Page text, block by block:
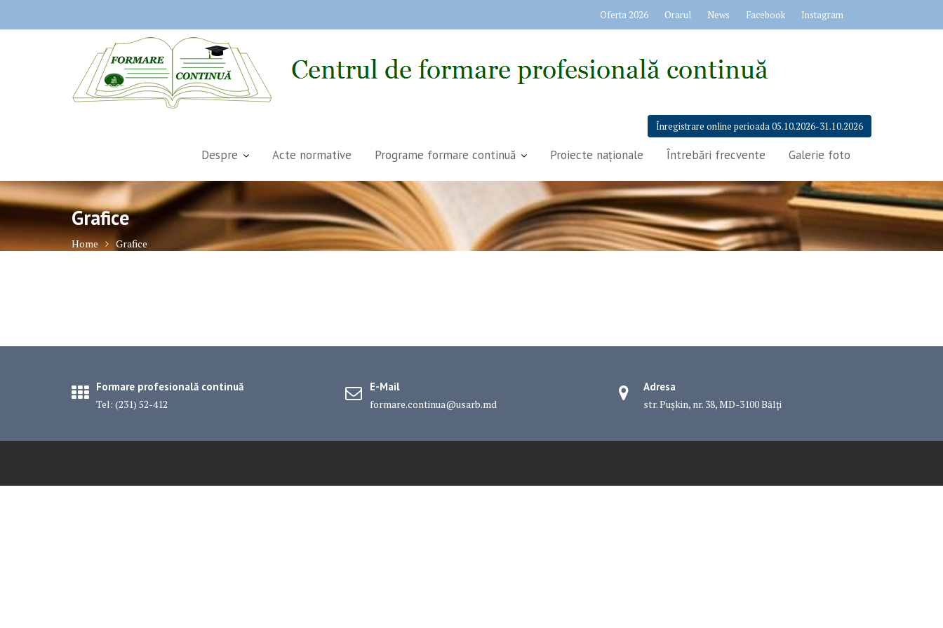
Oferta 2026 Orarul News Facebook Instagram
Înregistrare online perioada 05.10.2026-31.10.2026
Despre Acte normative Programe formare continuă Proiecte naționale Întrebări frecvente Galerie foto
Grafice
Home Grafice
Formare profesională continuă
Tel: (231) 52-412
E-Mail
formare.continua@usarb.md
Adresa
str. Pușkin, nr. 38, MD-3100 Bălți